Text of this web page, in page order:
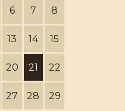
6 7 8
13 14 15
20 21 22
27 28 29